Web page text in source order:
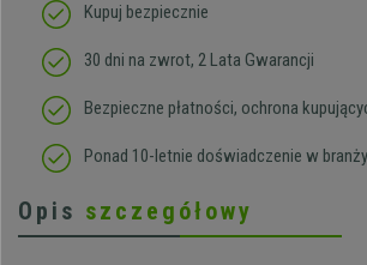
Kupuj bezpiecznie
30 dni na zwrot, 2 Lata Gwarancji
Bezpieczne płatności, ochrona
Ponad 10-letnie doświadczenie w branży
Opis szczegółowy